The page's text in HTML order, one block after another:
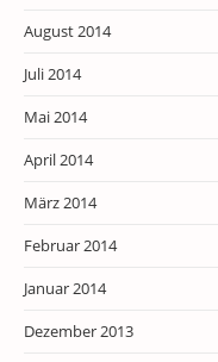
August 2014
Juli 2014
Mai 2014
April 2014
März 2014
Februar 2014
Januar 2014
Dezember 2013